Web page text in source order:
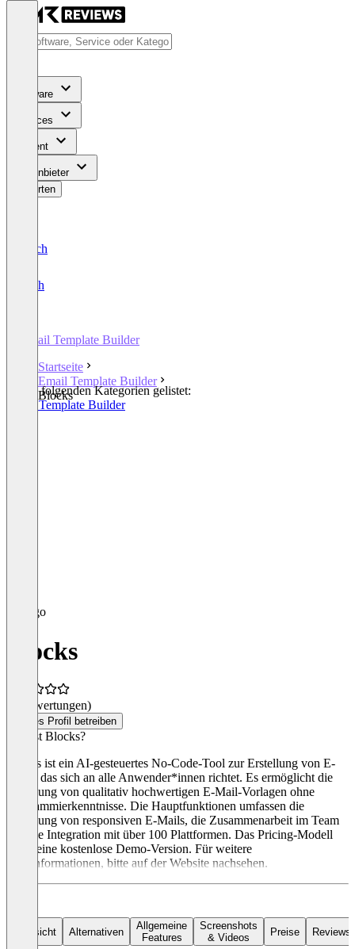
Software
Services
Content
Für Anbieter
Bewerten
Deutsch
English
Email Template Builder
Startseite
Email Template Builder
Blocks
In den folgenden Kategorien gelistet:
Email Template Builder
Blocks
(0 Bewertungen)
Dieses Profil betreiben
Was ist Blocks?
Blocks ist ein AI-gesteuertes No-Code-Tool zur Erstellung von E-
Mails, das sich an alle Anwender*innen richtet. Es ermöglicht die
Erstellung von qualitativ hochwertigen E-Mail-Vorlagen ohne
Programmierkenntnisse. Die Hauptfunktionen umfassen die
Erstellung von responsiven E-Mails, die Zusammenarbeit im Team
und die Integration mit über 100 Plattformen. Das Pricing-Modell
bietet eine kostenlose Demo-Version. Für weitere
Preisinformationen, bitte auf der Website nachsehen.
Übersicht Alternativen
Allgemeine
Features
Screenshots
& Videos
Preise Reviews